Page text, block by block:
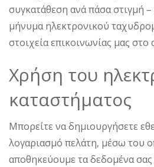
συγκατάθεση ανά πάσα στιγμή
μήνυμα ηλεκτρονικού
στοιχεία επικοινωνίας μας
Χρήση του
καταστήματος
Μπορείτε να δημιουργήσετε
λογαριασμό πελάτη, μέσω του
αποθηκεύουμε τα δεδομένα σας